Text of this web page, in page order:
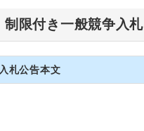
制限付き一般競争入札
入札公告本文